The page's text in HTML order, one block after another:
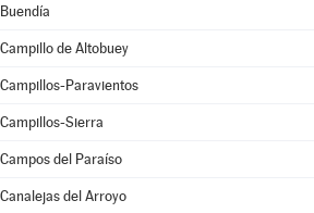
Buendía
Campillo de Altobuey
Campillos-Paravientos
Campillos-Sierra
Campos del Paraíso
Canalejas del Arroyo